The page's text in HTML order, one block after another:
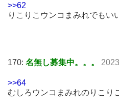
>>62
りこりこウンコまみれでもい
170: 名無し募集中。。。
>>64
むしろウンコまみれのりこり